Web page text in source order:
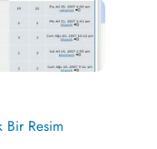
Bir Resim